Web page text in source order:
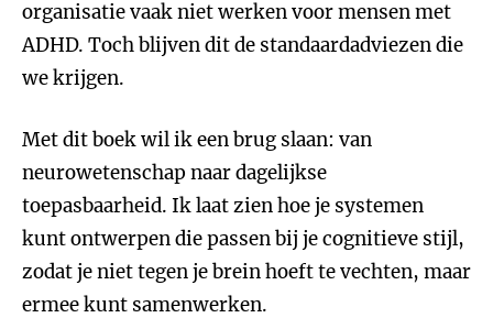
organisatie vaak niet werken voor mensen met
ADHD. Toch blijven dit de standaardadviezen die
we krijgen.
Met dit boek wil ik een brug slaan: van
neurowetenschap naar dagelijkse
toepasbaarheid. Ik laat zien hoe je systemen
kunt ontwerpen die passen bij je cognitieve stijl,
zodat je niet tegen je brein hoeft te vechten, maar
ermee kunt samenwerken.